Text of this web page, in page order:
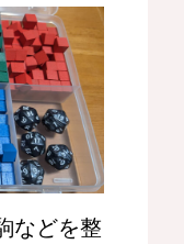
などを整